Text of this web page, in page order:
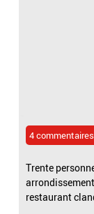
4 commentaires
Trente
restaurant